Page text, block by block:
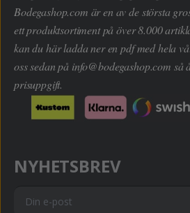
Bodegashop.com är en av de största
ett produktsortiment på över 8.000
kan du här ladda ner en pdf med hela
oss sedan på info@bodegashop.com så
prisuppgift.
NYHETSBREV